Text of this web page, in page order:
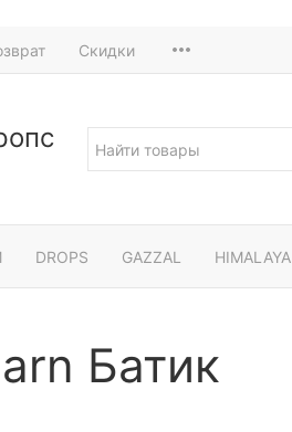
Скидки
DROPS GAZZAL HIMALAYA
Батик